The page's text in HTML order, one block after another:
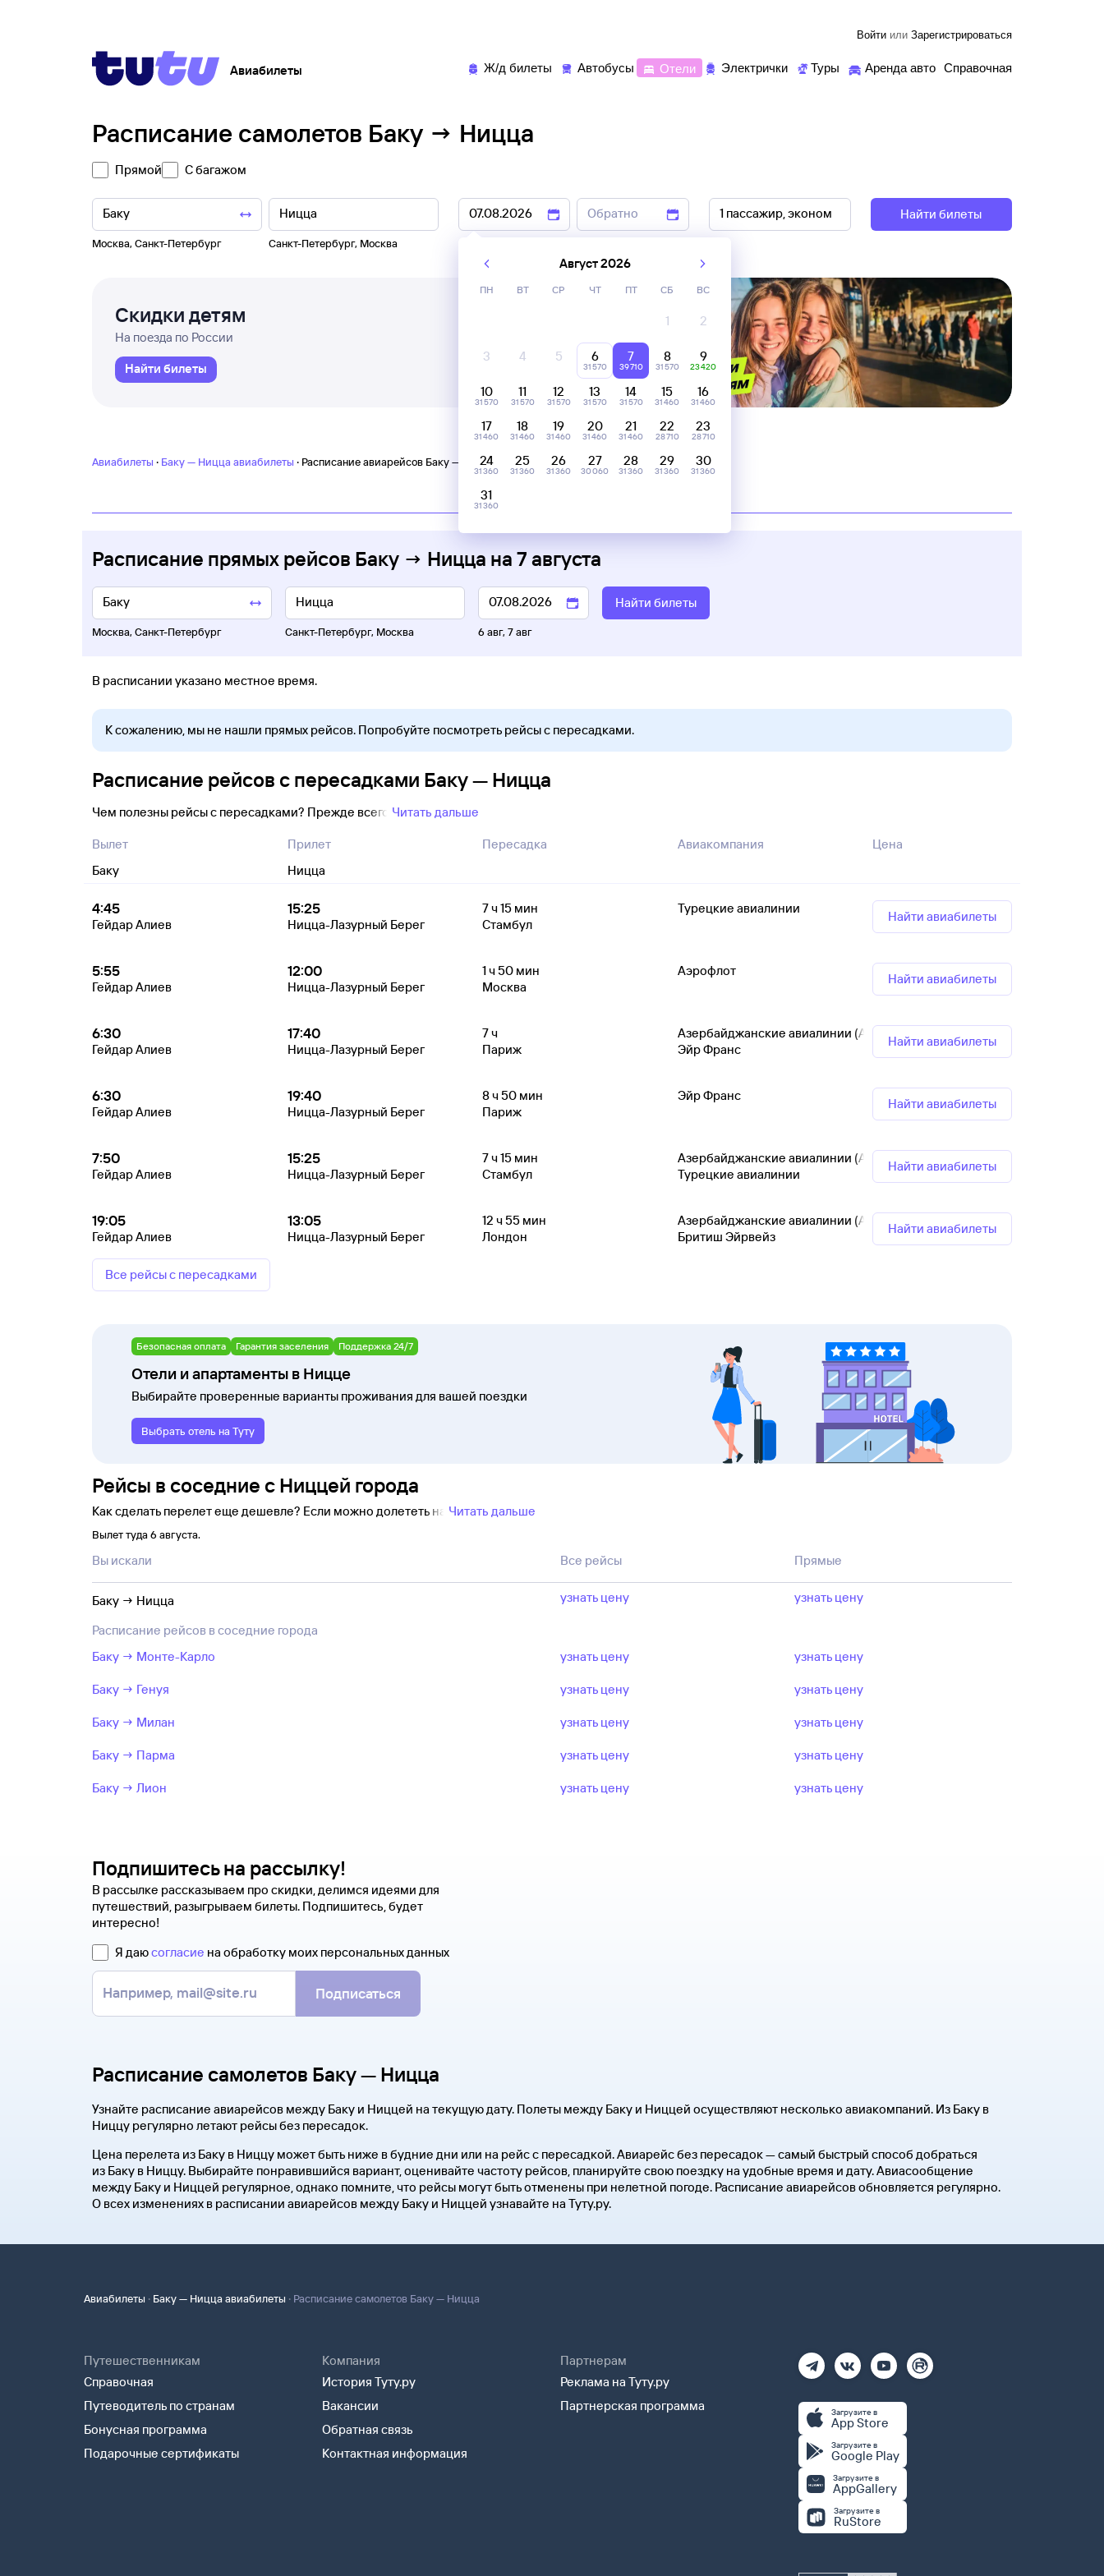
Войти или Зарегистрироваться
Авиабилеты Ж/д билеты Автобусы Отели Электрички Туры Аренда авто Справочная
Расписание самолетов Баку → Ницца
Прямой С багажом
Москва, Санкт-Петербург Санкт-Петербург, Москва
Найти билеты
Скидки детям
На поезда по России
Найти билеты
Авиабилеты · Баку — Ницца авиабилеты · Расписание авиарейсов Баку — Ницца
Расписание прямых рейсов Баку → Ницца на 7 августа
Москва, Санкт-Петербург Санкт-Петербург, Москва 6 авг, 7 авг
Найти билеты
В расписании указано местное время.
К сожалению, мы не нашли прямых рейсов. Попробуйте посмотреть рейсы с пересадками.
Расписание рейсов с пересадками Баку — Ницца
Чем полезны рейсы с пересадками? Прежде всего Читать дальше
Вылет
Баку
Прилет
Ницца
Пересадка Авиакомпания Цена
4:45
Гейдар Алиев
15:25
Ницца-Лазурный Берег
7ч 15 мин
Стамбул
Турецкие авиалинии
Найти авиабилеты
5:55
Гейдар Алиев
12:00
Ницца-Лазурный Берег
1ч 50 мин
Москва
Аэрофлот
Найти авиабилеты
6:30
Гейдар Алиев
17:40
Ницца-Лазурный Берег
7ч
Париж
Азербайджанские авиалинии (АЗАЛ)
Эйр Франс
Найти авиабилеты
6:30
Гейдар Алиев
19:40
Ницца-Лазурный Берег
8ч 50 мин
Париж
Эйр Франс
Найти авиабилеты
7:50
Гейдар Алиев
15:25
Ницца-Лазурный Берег
7ч 15 мин
Стамбул
Азербайджанские авиалинии (АЗАЛ)
Турецкие авиалинии
Найти авиабилеты
19:05
Гейдар Алиев
13:05
Ницца-Лазурный Берег
12 ч 55 мин
Лондон
Азербайджанские авиалинии (АЗАЛ)
Бритиш Эйрвейз
Найти авиабилеты
Все рейсы с пересадками
Безопасная оплата Гарантия заселения Поддержка 24/7
Отели и апартаменты в Ницце
Выбирайте проверенные варианты проживания для вашей поездки
Выбрать отель на Туту
Рейсы в соседние с Ниццей города
Как сделать перелет еще дешевле? Если можно долететь на Читать дальше
Вылет туда 6 августа.
Вы искали Все рейсы Прямые
Баку → Ницца узнать цену узнать цену
Расписание рейсов в соседние города
Баку → Монте-Карло
узнать цену узнать цену
Баку → Генуя узнать цену узнать цену
Баку → Милан узнать цену узнать цену
Баку → Парма узнать цену узнать цену
Баку → Лион узнать цену узнать цену
Подпишитесь на рассылку!
В рассылке рассказываем про скидки, делимся идеями для
путешествий, разыгрываем билеты. Подпишитесь, будет
интересно!
Я даюсогласие на обработку моих персональных данных
Подписаться
Расписание самолетов Баку — Ницца
Узнайте расписание авиарейсов между Баку и Ниццей на текущую дату. Полеты между Баку и Ниццей осуществляют несколько авиакомпаний. Из Баку в
Ниццу регулярно летают рейсы без пересадок.
Цена перелета из Баку в Ниццу может быть ниже в будние дни или на рейс с пересадкой. Авиарейс без пересадок — самый быстрый способ добраться
из Баку в Ниццу. Выбирайте понравившийся вариант, оценивайте частоту рейсов, планируйте свою поездку на удобные время и дату. Авиасообщение
между Баку и Ниццей регулярное, однако помните, что рейсы могут быть отменены при нелетной погоде. Расписание авиарейсов обновляется регулярно.
О всех изменениях в расписании авиарейсов между Баку и Ниццей узнавайте на Туту.ру.
Авиабилеты · Баку — Ницца авиабилеты · Расписание самолетов Баку — Ницца
Путешественникам
Справочная
Путеводитель по странам
Бонусная программа
Подарочные сертификаты
Компания
История Туту.ру
Вакансии
Обратная связь
Контактная информация
Партнерам
Реклама на Туту.ру
Партнерская программа
Загрузите в
App Store
Загрузите в
Google Play
Загрузите в
AppGallery
Загрузите в
RuStore
Август 2026
ПН ВТ СР ЧТ ПТ СБ ВС
1 2
3 4 5 6
31 ⁠570
7
39 ⁠710
8
31 ⁠570
9
23 ⁠420
10
31 ⁠570
11
31 ⁠570
12
31 ⁠570
13
31 ⁠570
14
31 ⁠570
15
31 ⁠460
16
31 ⁠460
17
31 ⁠460
18
31 ⁠460
19
31 ⁠460
20
31 ⁠460
21
31 ⁠460
22
28 ⁠710
23
28 ⁠710
24
31 ⁠360
25
31 ⁠360
26
31 ⁠360
27
30 ⁠060
28
31 ⁠360
29
31 ⁠360
30
31 ⁠360
31
31 ⁠360